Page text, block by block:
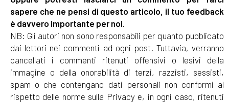
sapere che ne pensi di questo articolo, il tuo feedback
è davvero importante per noi.
NB: Gli autori non sono responsabili per quanto pubblicato
dai lettori nei commenti ad ogni post. Tuttavia, verranno
cancellati i commenti ritenuti offensivi o lesivi della
immagine o della onorabilità di terzi, razzisti, sessisti,
spam o che contengano dati personali non conformi al
rispetto delle norme sulla Privacy e, in ogni caso, ritenuti